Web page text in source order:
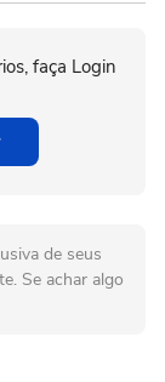
faça Login
de seus
Se achar algo